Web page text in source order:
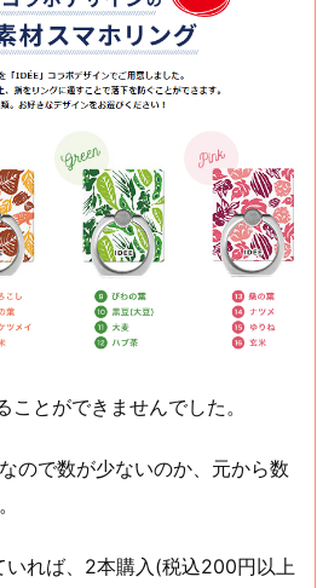
とができませんでした。
ので数が少ないのか、元から数
れば、2本購入(税込200円以上